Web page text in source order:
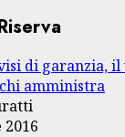
di garanzia,
amministra